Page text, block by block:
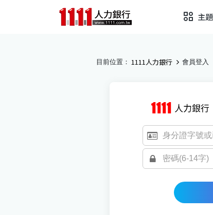
主
目前位置： 1111人力銀行 會員登入